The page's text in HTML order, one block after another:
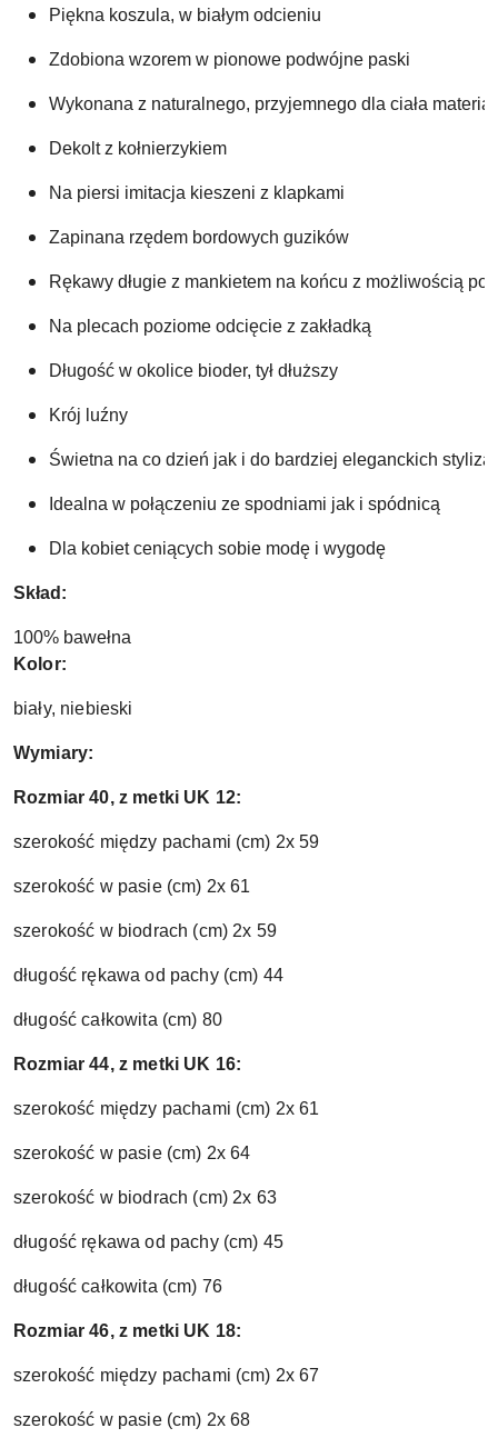
Piękna koszula, w białym odcieniu
Zdobiona wzorem w pionowe podwójne paski
Wykonana z naturalnego, przyjemnego dla ciała
Dekolt z kołnierzykiem
Na piersi imitacja kieszeni z klapkami
Zapinana rzędem bordowych guzików
Rękawy długie z mankietem na końcu z możliwością
Na plecach poziome odcięcie z zakładką
Długość w okolice bioder, tył dłuższy
Krój luźny
Świetna na co dzień jak i do bardziej eleganckich
Idealna w połączeniu ze spodniami jak i spódnicą
Dla kobiet ceniących sobie modę i wygodę
Skład:
100% bawełna
Kolor:
biały, niebieski
Wymiary:
Rozmiar 40, z metki UK 12:
szerokość między pachami (cm) 2x 59
szerokość w pasie (cm) 2x 61
szerokość w biodrach (cm) 2x 59
długość rękawa od pachy (cm) 44
długość całkowita (cm) 80
Rozmiar 44, z metki UK 16:
szerokość między pachami (cm) 2x 61
szerokość w pasie (cm) 2x 64
szerokość w biodrach (cm) 2x 63
długość rękawa od pachy (cm) 45
długość całkowita (cm) 76
Rozmiar 46, z metki UK 18:
szerokość między pachami (cm) 2x 67
szerokość w pasie (cm) 2x 68